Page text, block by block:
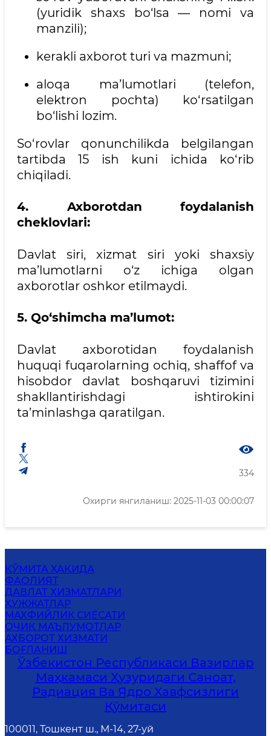
(yuridik shaxs bo‘lsa — nomi va
manzili);
kerakli axborot turi va mazmuni;
aloqa ma’lumotlari (telefon,
elektron pochta) ko‘rsatilgan
bo‘lishi lozim.
So‘rovlar qonunchilikda belgilangan
tartibda 15 ish kuni ichida ko‘rib
chiqiladi.
4. Axborotdan foydalanish
cheklovlari:
Davlat siri, xizmat siri yoki shaxsiy
ma’lumotlarni o‘z ichiga olgan
axborotlar oshkor etilmaydi.
5. Qo‘shimcha ma’lumot:
Davlat axborotidan foydalanish
huquqi fuqarolarning ochiq, shaffof va
hisobdor davlat boshqaruvi tizimini
shakllantirishdagi ishtirokini
ta’minlashga qaratilgan.
334
Охирги янгиланиш: 2025-11-03 00:00:07
ҚЎМИТА ҲАҚИДА
ФАОЛИЯТ
ДАВЛАТ ХИЗМАТЛАРИ
ҲУЖЖАТЛАР
МАХФИЙЛИК СИЁСАТИ
ОЧИҚ МАЪЛУМОТЛАР
АХБОРОТ ХИЗМАТИ
БОҒЛАНИШ
Ўзбекистон Республикаси Вазирлар
Маҳкамаси Ҳузуридаги Саноат,
Радиация Ва Ядро Хавфсизлиги
Қўмитаси
100011, Тошкент ш., М-14, 27-уй